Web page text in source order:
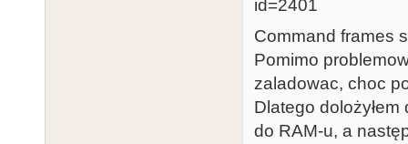
Command frames
Pomimo
zaladowac, choc
Dlatego
do RAM-u, a